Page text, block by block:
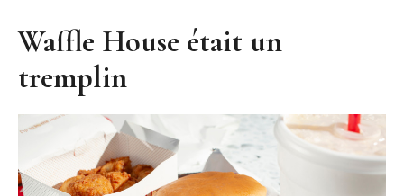
Waffle House était un
tremplin